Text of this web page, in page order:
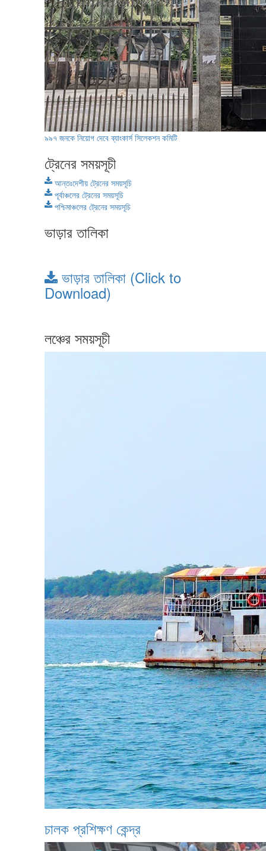
৯৯৭ জনকে নিয়োগ দেবে ব্যাংকার্স সিলেকশন কমিটি
ট্রেনের সময়সূচী
আন্তঃদেশীয় ট্রেনের সময়সূচি
পূর্বাঞ্চলের ট্রেনের সময়সূচি
পশ্চিমাঞ্চলের ট্রেনের সময়সূচি
ভাড়ার তালিকা
ভাড়ার তালিকা (Click to
Download)
লঞ্চের সময়সূচী
চালক প্রশিক্ষণ কেন্দ্র